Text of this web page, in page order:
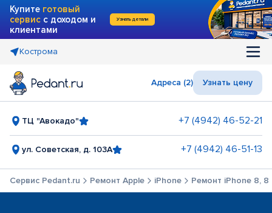
Купите готовый
сервис с доходом и
клиентами
Узнать детали
Кострома
Адреса (2) Узнать цену
ТЦ "Авокадо" +7 (4942) 46-52-21
ул. Советская, д. 103А +7 (4942) 46-51-13
Сервис Pedant.ru Ремонт Apple iPhone Ремонт iPhone 8, 8